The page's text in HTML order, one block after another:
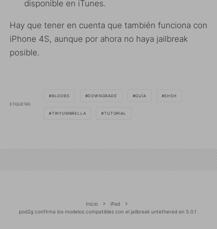
disponible en iTunes.
Hay que tener en cuenta que también funciona con
iPhone 4S, aunque por ahora no haya jailbreak
posible.
ETIQUETAS
BLOOBS DOWNGRADE GUÍA SHSH
TINYUMBRELLA TUTORIAL
Inicio
iPad
pod2g confirma los modelos compatibles con el jailbreak untethered en 5.0.1